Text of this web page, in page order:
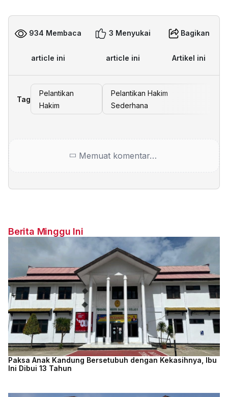
934 Membaca
article ini
3 Menyukai
article ini
Bagikan
Artikel ini
Tag
Pelantikan
Hakim
Pelantikan Hakim
Sederhana
Memuat komentar…
Berita Minggu Ini
Paksa Anak Kandung Bersetubuh dengan Kekasihnya, Ibu
Ini Dibui 13 Tahun